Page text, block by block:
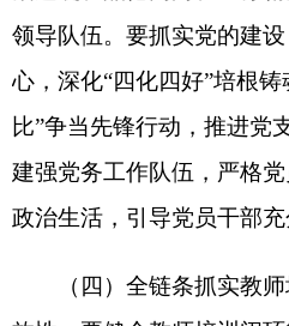
审核工作，加强业务指导与抽查
合规读物进校园，切实筑牢校园
发展。要强化经费保障与资金监
优先发展战略，确保一般公共预
制，压实执行责任，加强项目进